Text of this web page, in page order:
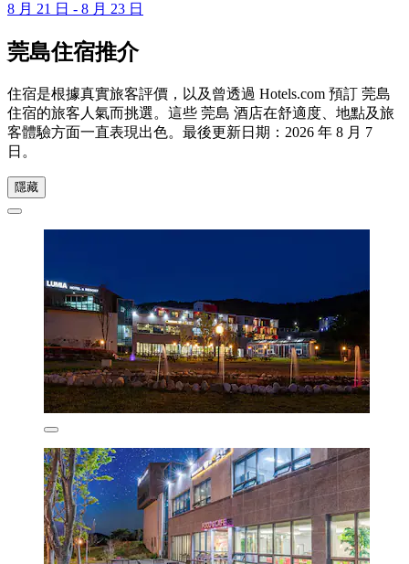
8 月 21 日 - 8 月 23 日
莞島住宿推介
住宿是根據真實旅客評價，以及曾透過 Hotels.com 預訂 莞島
住宿的旅客人氣而挑選。這些 莞島 酒店在舒適度、地點及旅
客體驗方面一直表現出色。最後更新日期： 2026 年 8 月 7
日 。
隱藏